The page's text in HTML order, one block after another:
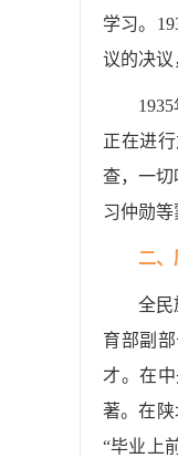
学习。
议的决议
正在进
查，一切
习仲勋等
二
全民
育部副
才。在
著。在
“毕业上